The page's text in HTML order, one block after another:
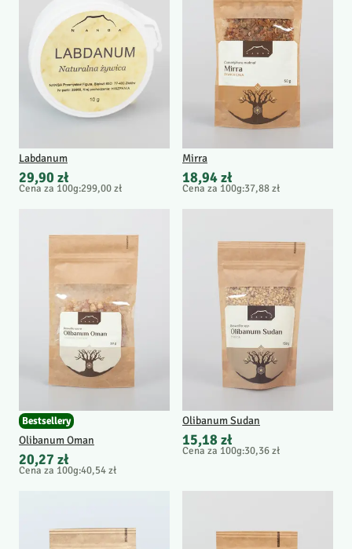
Labdanum
29,90 zł
Cena za 100g:299,00 zł
Mirra
18,94 zł
Cena za 100g:37,88 zł
Bestsellery
Olibanum Oman
20,27 zł
Cena za 100g:40,54 zł
Olibanum Sudan
15,18 zł
Cena za 100g:30,36 zł